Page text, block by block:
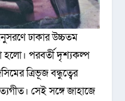
ঢাকার উচ্চতম
হলো। পরবর্তী দৃশ্যকল্প
ত্রিভূজ বন্ধুত্বের
সেই সঙ্গে জাহাজে